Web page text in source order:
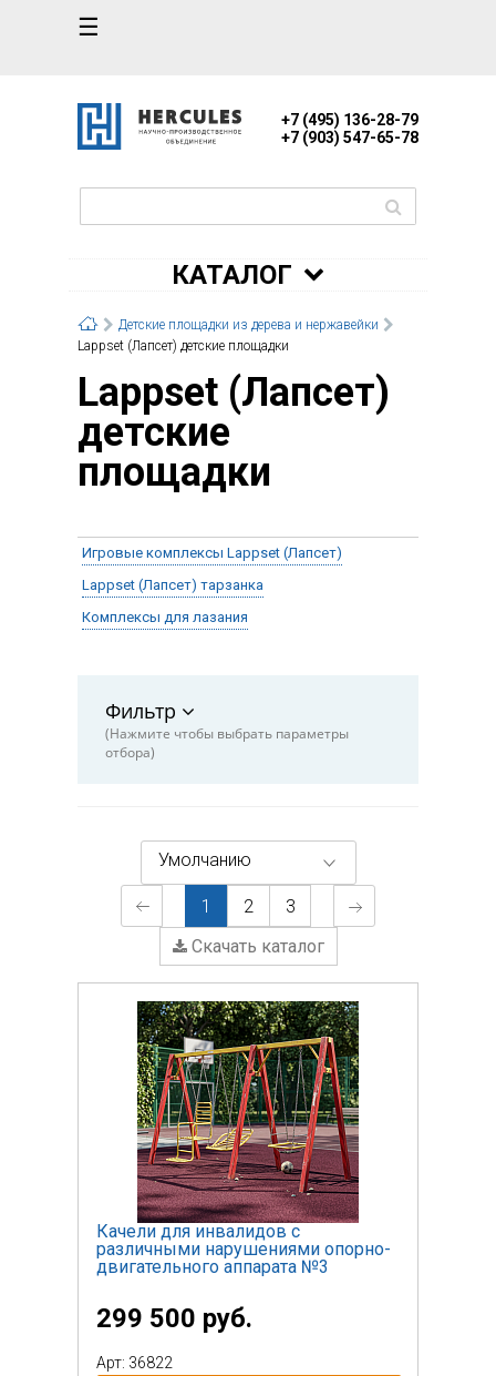
☰
+7 (495) 136-28-79
+7 (903) 547-65-78
КАТАЛОГ
Детские площадки из дерева и нержавейки
Lappset (Лапсет) детские площадки
Lappset (Лапсет)
детские
площадки
Игровые комплексы Lappset (Лапсет)
Lappset (Лапсет) тарзанка
Комплексы для лазания
Спортивное оборудование
Lappset Flora (Лапсет Фрола)
Фильтр
(Нажмите чтобы выбрать параметры
отбора)
Умолчанию
1 2
3
Скачать каталог
Качели для инвалидов с
различными нарушениями опорно-
двигательного аппарата №3
299 500 руб.
Арт: 36822